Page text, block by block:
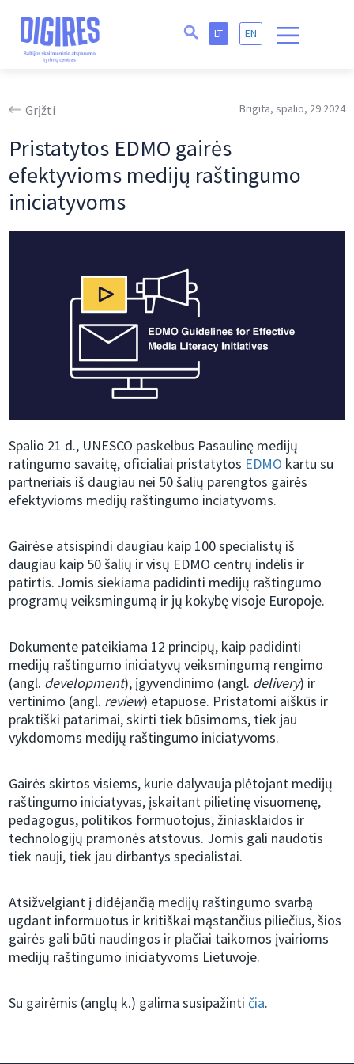
LT EN
Grįžti Brigita, spalio, 29 2024
Pristatytos EDMO gairės
efektyvioms medijų raštingumo
iniciatyvoms
Spalio 21 d., UNESCO paskelbus Pasaulinę medijų
ratingumo savaitę, oficialiai pristatytos EDMO kartu su
partneriais iš daugiau nei 50 šalių parengtos gairės
efektyvioms medijų raštingumo inciatyvoms.
Gairėse atsispindi daugiau kaip 100 specialistų iš
daugiau kaip 50 šalių ir visų EDMO centrų indėlis ir
patirtis. Jomis siekiama padidinti medijų raštingumo
programų veiksmingumą ir jų kokybę visoje Europoje.
Dokumente pateikiama 12 principų, kaip padidinti
medijų raštingumo iniciatyvų veiksmingumą rengimo
(angl. development), įgyvendinimo (angl. delivery) ir
vertinimo (angl. review) etapuose. Pristatomi aiškūs ir
praktiški patarimai, skirti tiek būsimoms, tiek jau
vykdomoms medijų raštingumo iniciatyvoms.
Gairės skirtos visiems, kurie dalyvauja plėtojant medijų
raštingumo iniciatyvas, įskaitant pilietinę visuomenę,
pedagogus, politikos formuotojus, žiniasklaidos ir
technologijų pramonės atstovus. Jomis gali naudotis
tiek nauji, tiek jau dirbantys specialistai.
Atsižvelgiant į didėjančią medijų raštingumo svarbą
ugdant informuotus ir kritiškai mąstančius piliečius, šios
gairės gali būti naudingos ir plačiai taikomos įvairioms
medijų raštingumo iniciatyvoms Lietuvoje.
Su gairėmis (anglų k.) galima susipažintičia.